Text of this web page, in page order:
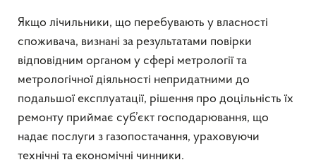
Якщо лічильники, що перебувають у власності
споживача, визнані за результатами повірки
відповідним органом у сфері метрології та
метрологічної діяльності непридатними до
подальшої експлуатації, рішення про доцільність їх
ремонту приймає суб’єкт господарювання, що
надає послуги з газопостачання, ураховуючи
технічні та економічні чинники.